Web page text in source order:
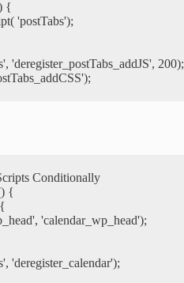
'deregister_postTabs_addJS', 200);
Conditionally
{
'deregister_calendar');